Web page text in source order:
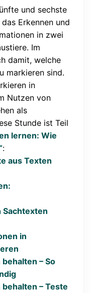
und sechste
Erkennen und
in zwei
Im
damit, welche
markieren sind.
in
Nutzen von
als
Stunde ist Teil
lernen: Wie
:
aus Texten
in
– So
– Teste